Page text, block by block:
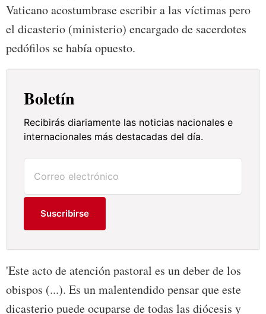
Vaticano acostumbrase escribir a las víctimas pero
el dicasterio (ministerio) encargado de sacerdotes
pedófilos se había opuesto.
Boletín
Recibirás diariamente las noticias nacionales e
internacionales más destacadas del día.
Suscribirse
'Este acto de atención pastoral es un deber de los
obispos (...). Es un malentendido pensar que este
dicasterio puede ocuparse de todas las diócesis y